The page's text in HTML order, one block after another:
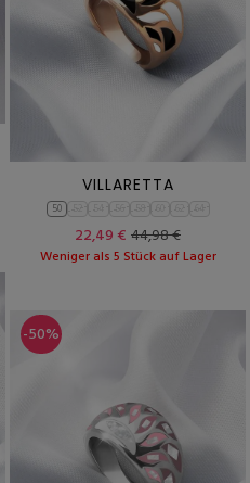
VILLARETTA
50
22,49 € 44,98 €
Weniger als 5 Stück auf Lager
-50%